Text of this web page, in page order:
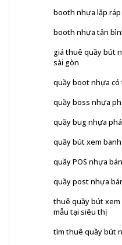
booth nhựa lắp ráp
booth nhựa tân
giá thuê quầy bút
sài gòn
quầy boot nhựa có
quầy boss nhựa
quầy bug nhựa
quầy bút xem
quầy POS nhựa
quầy post nhựa
thuê quầy bút
mẫu tại siêu thị
tìm thuê quầy bút